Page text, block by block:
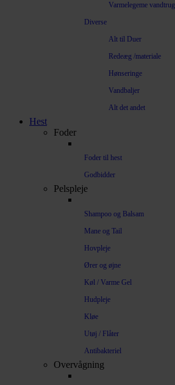
Varmelegeme vandtrug
Diverse
Alt til Duer
Redeæg /materiale
Hønseringe
Vandbaljer
Alt det andet
Hest
Foder
Foder til hest
Godbidder
Pelspleje
Shampoo og Balsam
Mane og Tail
Hovpleje
Ører og øjne
Køl / Varme Gel
Hudpleje
Kløe
Utøj / Flåter
Antibakteriel
Overvågning